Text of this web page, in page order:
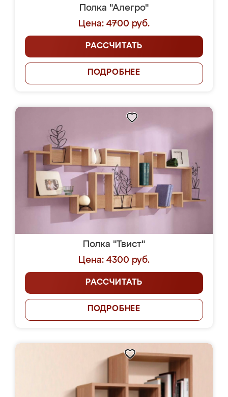
Полка "Алегро"
Цена: 4700 руб.
РАССЧИТАТЬ
ПОДРОБНЕЕ
Полка "Твист"
Цена: 4300 руб.
РАССЧИТАТЬ
ПОДРОБНЕЕ